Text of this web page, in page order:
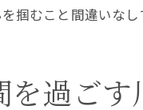
掴むこと間違いな
過ごす